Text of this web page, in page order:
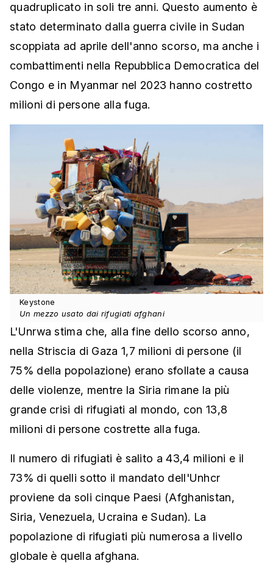
quadruplicato in soli tre anni. Questo aumento è
stato determinato dalla guerra civile in Sudan
scoppiata ad aprile dell'anno scorso, ma anche i
combattimenti nella Repubblica Democratica del
Congo e in Myanmar nel 2023 hanno costretto
milioni di persone alla fuga.
Keystone
Un mezzo usato dai rifugiati afghani
L'Unrwa stima che, alla fine dello scorso anno,
nella Striscia di Gaza 1,7 milioni di persone (il
75% della popolazione) erano sfollate a causa
delle violenze, mentre la Siria rimane la più
grande crisi di rifugiati al mondo, con 13,8
milioni di persone costrette alla fuga.
Il numero di rifugiati è salito a 43,4 milioni e il
73% di quelli sotto il mandato dell'Unhcr
proviene da soli cinque Paesi (Afghanistan,
Siria, Venezuela, Ucraina e Sudan). La
popolazione di rifugiati più numerosa a livello
globale è quella afghana.